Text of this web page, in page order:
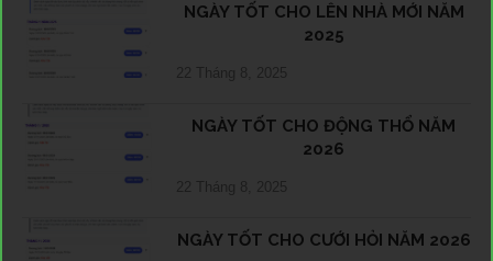
NGÀY TỐT CHO LÊN NHÀ MỚI NĂM
2025
22 Tháng 8, 2025
NGÀY TỐT CHO ĐỘNG THỔ NĂM
2026
22 Tháng 8, 2025
NGÀY TỐT CHO CƯỚI HỎI NĂM 2026